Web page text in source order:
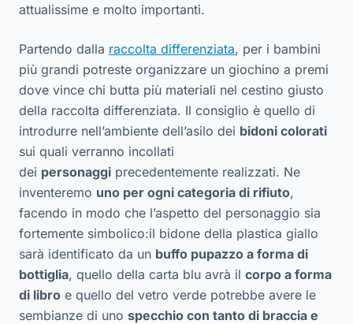
attualissime e molto importanti.
Partendo dalla raccolta differenziata, per i bambini
più grandi potreste organizzare un giochino a premi
dove vince chi butta più materiali nel cestino giusto
della raccolta differenziata. Il consiglio è quello di
introdurre nell’ambiente dell’asilo dei bidoni colorati
sui quali verranno incollati
dei personaggi precedentemente realizzati. Ne
inventeremo uno per ogni categoria di rifiuto,
facendo in modo che l’aspetto del personaggio sia
fortemente simbolico:il bidone della plastica giallo
sarà identificato da un buffo pupazzo a forma di
bottiglia, quello della carta blu avrà il corpo a forma
di libro e quello del vetro verde potrebbe avere le
sembianze di uno specchio con tanto di braccia e